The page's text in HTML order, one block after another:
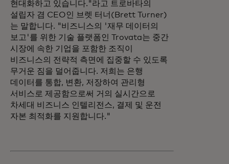
현대화하고 있습니다."라고 트로바타의
설립자 겸 CEO인 브렛 터너(Brett Turner)
는 말합니다. "비즈니스의 '재무 데이터의
보고'를 위한 기술 플랫폼인 Trovata는 중간
시장에 속한 기업을 포함한 조직이
비즈니스의 전략적 측면에 집중할 수 있도록
무거운 짐을 덜어줍니다. 저희는 은행
데이터를 통합, 변환, 저장하여 관리형
서비스로 제공함으로써 거의 실시간으로
차세대 비즈니스 인텔리전스, 결제 및 운전
자본 최적화를 지원합니다."